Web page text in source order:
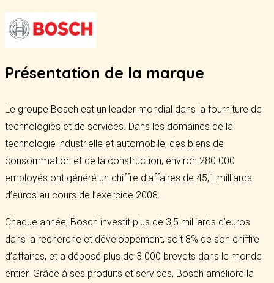
Présentation de la marque
Le groupe Bosch est un leader mondial dans la fourniture de
technologies et de services. Dans les domaines de la
technologie industrielle et automobile, des biens de
consommation et de la construction, environ 280 000
employés ont généré un chiffre d’affaires de 45,1 milliards
d’euros au cours de l’exercice 2008.
Chaque année, Bosch investit plus de 3,5 milliards d’euros
dans la recherche et développement, soit 8% de son chiffre
d’affaires, et a déposé plus de 3 000 brevets dans le monde
entier. Grâce à ses produits et services, Bosch améliore la